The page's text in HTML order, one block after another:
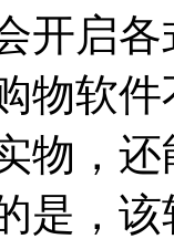
开启
物软
物，
是，